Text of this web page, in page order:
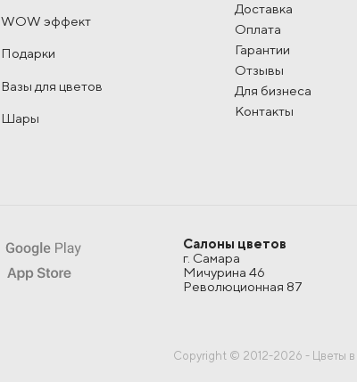
WOW эффект
Подарки
Вазы для цветов
Шары
Доставка
Оплата
Гарантии
Отзывы
Для бизнеса
Контакты
Салоны цветов
г. Самара
Мичурина 46
Революционная 87
Copyright © 2012-2026 - Цветы в